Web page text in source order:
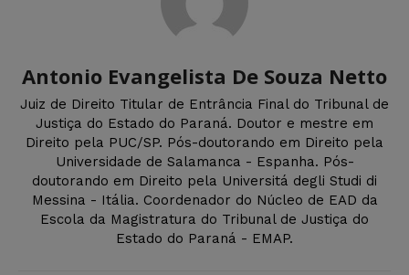
Antonio Evangelista De Souza Netto
Juiz de Direito Titular de Entrância Final do Tribunal de
Justiça do Estado do Paraná. Doutor e mestre em
Direito pela PUC/SP. Pós-doutorando em Direito pela
Universidade de Salamanca - Espanha. Pós-
doutorando em Direito pela Universitá degli Studi di
Messina - Itália. Coordenador do Núcleo de EAD da
Escola da Magistratura do Tribunal de Justiça do
Estado do Paraná - EMAP.